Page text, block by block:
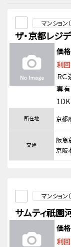
マンション
ザ・京都レジ
価格
利
Ｒ
専
1DK
所在地 京都
交通
阪急
京阪
マンション
サムティ祇園
価格
利